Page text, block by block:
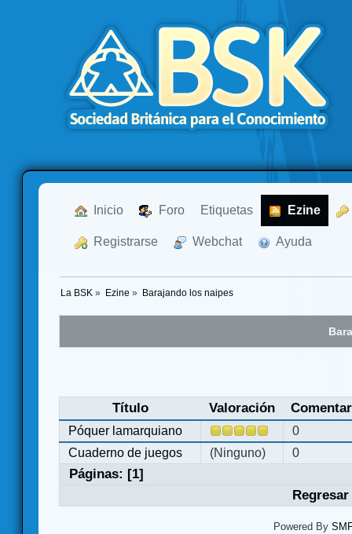
Inicio Foro Etiquetas Ezine
Registrarse Webchat Ayuda
La BSK » Ezine » Barajando los naipes
Título Valoración
Póquer lamarquiano
0
Cuaderno de juegos
(Ninguno) 0
Páginas: [1]
Powered By